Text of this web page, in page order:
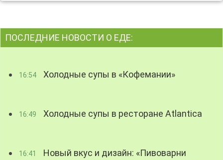
ПОСЛЕДНИЕ НОВОСТИ О ЕДЕ:
16:54 Холодные супы в «Кофемании»
16:49 Холодные супы в ресторане Atlantica
16:41
Новый вкус и дизайн: «Пивоварни